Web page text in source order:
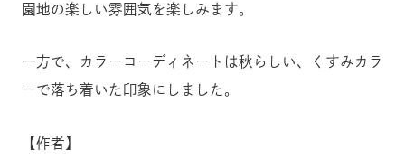
園地の楽しい雰囲気を楽しみます。
一方で、カラーコーディネートは秋らしい、くすみカラ
ーで落ち着いた印象にしました。
【作者】